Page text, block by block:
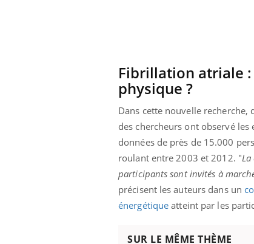
Fibrillation atriale
physique ?
Dans cette nouvelle recherche,
des chercheurs ont observé
données de près de 15.000
roulant entre 2003 et 2012. "La
participants sont invités à
précisent les auteurs dans un
énergétique atteint par les
SUR LE MÊME THÈME